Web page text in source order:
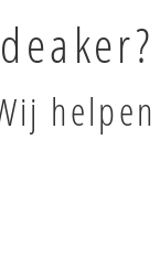
helpen